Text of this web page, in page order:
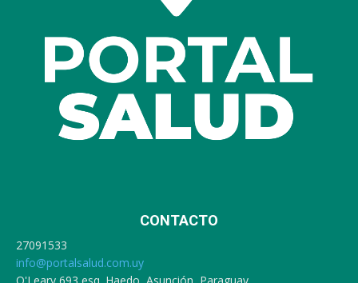
CONTACTO
27091533
info@portalsalud.com.uy
O'Leary 693 esq. Haedo, Asunción, Paraguay